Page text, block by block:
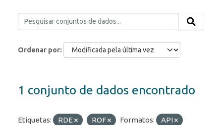
Ordenar por
1 conjunto de dados encontrado
Etiquetas: RDE ROF Formatos:
API